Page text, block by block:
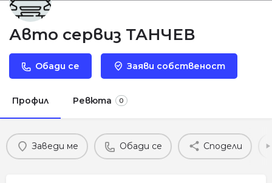
Авто сервиз ТАНЧЕВ
Обади се Заяви собственост
Профил Ревюта 0
Заведи ме Обади се Сподели